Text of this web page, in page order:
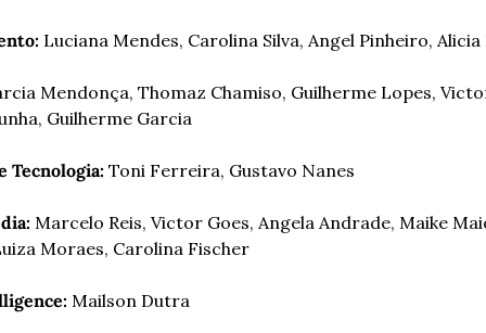
Luciana Mendes, Carolina Silva, Angel Pinheiro, Alicia
Mendonça, Thomaz Chamiso, Guilherme Lopes,
Guilherme Garcia
Tecnologia: Toni Ferreira, Gustavo Nanes
Marcelo Reis, Victor Goes, Angela Andrade, Maike
Moraes, Carolina Fischer
Mailson Dutra